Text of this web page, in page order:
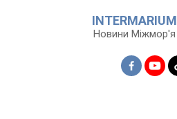
INTERMARIUM
Новини Міжмор'я